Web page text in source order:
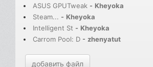
ASUS GPUTweak - Kheyoka
Steam... - Kheyoka
Intelligent St - Kheyoka
Carrom Pool: D - zhenyatut
добавить файл